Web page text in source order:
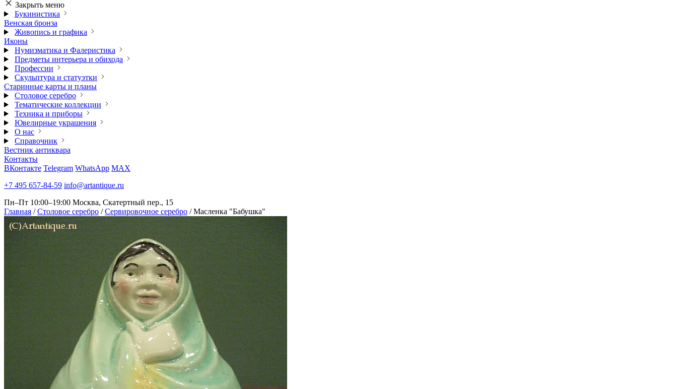
Закрыть меню
Букинистика
Венская бронза
Живопись и графика
Иконы
Нумизматика и Фалеристика
Предметы интерьера и обихода
Профессии
Скульптура и статуэтки
Старинные карты и планы
Столовое серебро
Тематические коллекции
Техника и приборы
Ювелирные украшения
О нас
Справочник
Вестник антиквара
Контакты
ВКонтакте Telegram WhatsApp MAX
+7 495 657-84-59 info@artantique.ru
Пн–Пт 10:00–19:00 Москва, Скатертный пер., 15
Главная / Столовое серебро / Сервировочное серебро / Масленка "Бабушка"